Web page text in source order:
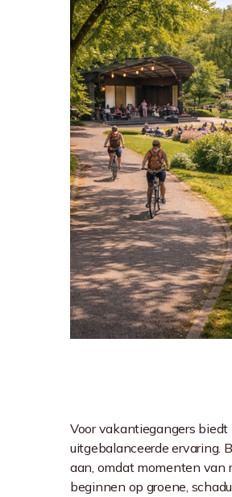
Voor vakantiegangers
uitgebalanceerde ervaring.
aan, omdat momenten van
beginnen op groene,